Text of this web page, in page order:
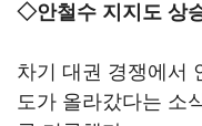
◇안철수 지지도 상
차기 대권 경쟁에서
도가 올라갔다는 소